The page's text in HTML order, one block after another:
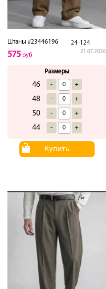
Штаны #23446196 24-124
21.07.2026
575 руб
Размеры
46 - +
48 - +
50 - +
44 - +
Купить